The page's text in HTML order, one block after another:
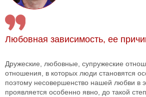
Любовная зависимость, ее
Дружеские, любовные, супружеские
отношения, в которых люди становятся
поэтому несовершенство нашей любви в
проявляется особенно явно, до такой